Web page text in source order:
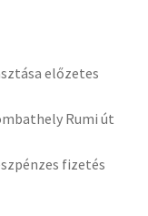
előzetes
Rumi út
fizetés